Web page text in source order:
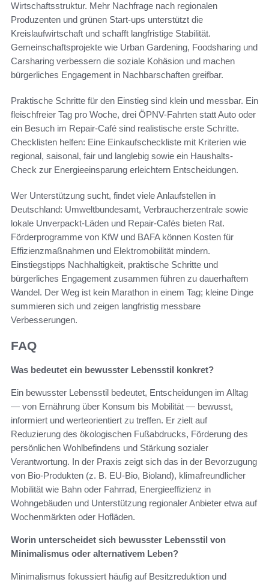
Wirtschaftsstruktur. Mehr Nachfrage nach regionalen
Produzenten und grünen Start-ups unterstützt die
Kreislaufwirtschaft und schafft langfristige Stabilität.
Gemeinschaftsprojekte wie Urban Gardening, Foodsharing und
Carsharing verbessern die soziale Kohäsion und machen
bürgerliches Engagement in Nachbarschaften greifbar.
Praktische Schritte für den Einstieg sind klein und messbar. Ein
fleischfreier Tag pro Woche, drei ÖPNV-Fahrten statt Auto oder
ein Besuch im Repair-Café sind realistische erste Schritte.
Checklisten helfen: Eine Einkaufscheckliste mit Kriterien wie
regional, saisonal, fair und langlebig sowie ein Haushalts-
Check zur Energieeinsparung erleichtern Entscheidungen.
Wer Unterstützung sucht, findet viele Anlaufstellen in
Deutschland: Umweltbundesamt, Verbraucherzentrale sowie
lokale Unverpackt-Läden und Repair-Cafés bieten Rat.
Förderprogramme von KfW und BAFA können Kosten für
Effizienzmaßnahmen und Elektromobilität mindern.
Einstiegstipps Nachhaltigkeit, praktische Schritte und
bürgerliches Engagement zusammen führen zu dauerhaftem
Wandel. Der Weg ist kein Marathon in einem Tag; kleine Dinge
summieren sich und zeigen langfristig messbare
Verbesserungen.
FAQ
Was bedeutet ein bewusster Lebensstil konkret?
Ein bewusster Lebensstil bedeutet, Entscheidungen im Alltag
— von Ernährung über Konsum bis Mobilität — bewusst,
informiert und werteorientiert zu treffen. Er zielt auf
Reduzierung des ökologischen Fußabdrucks, Förderung des
persönlichen Wohlbefindens und Stärkung sozialer
Verantwortung. In der Praxis zeigt sich das in der Bevorzugung
von Bio-Produkten (z. B. EU-Bio, Bioland), klimafreundlicher
Mobilität wie Bahn oder Fahrrad, Energieeffizienz in
Wohngebäuden und Unterstützung regionaler Anbieter etwa auf
Wochenmärkten oder Hofläden.
Worin unterscheidet sich bewusster Lebensstil von
Minimalismus oder alternativem Leben?
Minimalismus fokussiert häufig auf Besitzreduktion und